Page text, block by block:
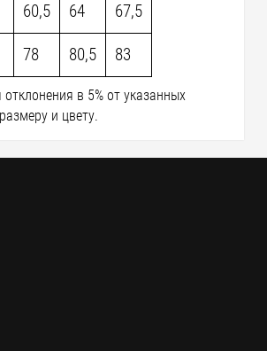
60,5 64 67,5
78 80,5 83
в 5% от указанных
и цвету.